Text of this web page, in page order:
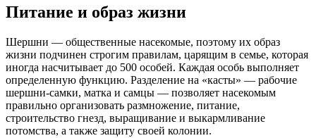
Питание и образ жизни
Шершни — общественные насекомые, поэтому их образ
жизни подчинен строгим правилам, царящим в семье, которая
иногда насчитывает до 500 особей. Каждая особь выполняет
определенную функцию. Разделение на «касты» — рабочие
шершни-самки, матка и самцы — позволяет насекомым
правильно организовать размножение, питание,
строительство гнезд, выращивание и выкармливание
потомства, а также защиту своей колонии.